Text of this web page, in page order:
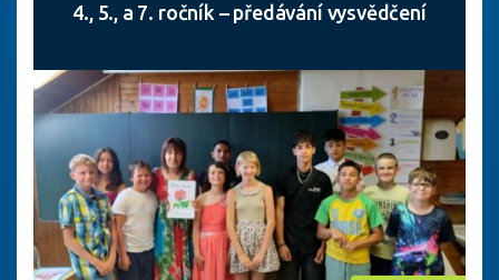
4., 5., a 7. ročník – předávání vysvědčení